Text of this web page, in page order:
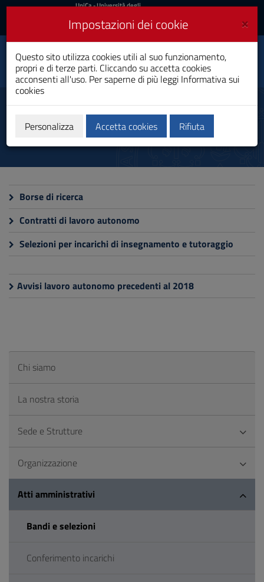
Vai
al
navigazione
sito
al
Footer
UniCa
Accedi
UniCa- Università degli
Accedi UniCA News
Toggle
navigation
Dipartimento di Storia,
beni culturali e territorio
Bandi e selezioni
Borse di ricerca
Contratti di lavoro autonomo
Selezioni per incarichi di insegnamento e tutoraggio
Avvisi lavoro autonomo precedenti al 2018
Chi siamo
La nostra storia
Sede e Strutture
Organizzazione
Atti amministrativi
Bandi e selezioni
Conferimento incarichi
×
Impostazioni dei cookie
Questo sito utilizza cookies utili al suo funzionamento,
propri e di terze parti. Cliccando su accetta cookies
acconsenti all'uso. Per saperne di più leggi Informativa sui
cookies
Personalizza Accetta cookies Rifiuta